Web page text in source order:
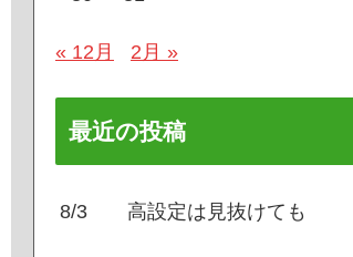
« 12月 2月 »
最近の投稿
8/3 高設定は見抜けても